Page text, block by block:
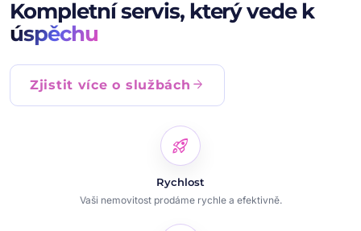
Kompletní servis, který vede k
úspěchu
Zjistit více o službách arrow_forward
rocket_launch
Rychlost
Vaši nemovitost prodáme rychle a efektivně.